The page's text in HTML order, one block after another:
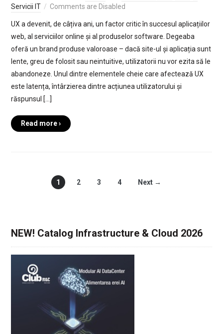
Servicii IT
Comments are Disabled
UX a devenit, de câțiva ani, un factor critic în succesul aplicațiilor
web, al serviciilor online și al produselor software. Degeaba
oferă un brand produse valoroase – dacă site-ul și aplicația sunt
lente, greu de folosit sau neintuitive, utilizatorii nu vor ezita să le
abandoneze. Unul dintre elementele cheie care afectează UX
este latența, întârzierea dintre acțiunea utilizatorului și
răspunsul […]
Read more ›
1 2 3 4 Next →
NEW! Catalog Infrastructure & Cloud 2026